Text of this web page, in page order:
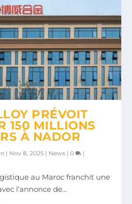
PRÉVOIT
150 MILLIONS
À NADOR
| Nov 8, 2025 | News |0 |
au Maroc franchit une
l’annonce de...